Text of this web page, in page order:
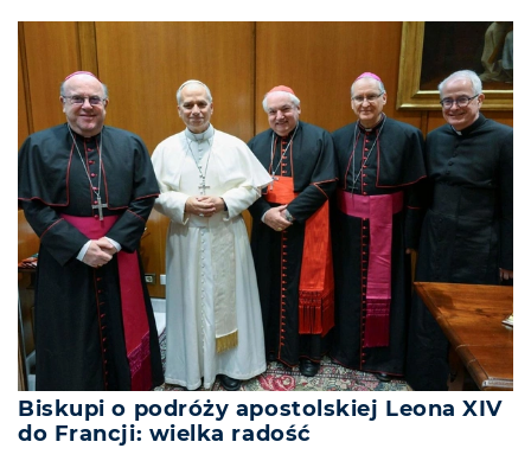
Biskupi o podróży apostolskiej Leona XIV
do Francji: wielka radość